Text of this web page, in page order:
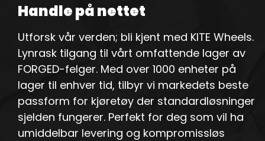
Handle på nettet
Utforsk vår verden; bli kjent med KITE Wheels.
Lynrask tilgang til vårt omfattende lager av
FORGED-felger. Med over 1000 enheter på
lager til enhver tid, tilbyr vi markedets beste
passform for kjøretøy der standardløsninger
sjelden fungerer. Perfekt for deg som vil ha
umiddelbar levering og kompromissløs